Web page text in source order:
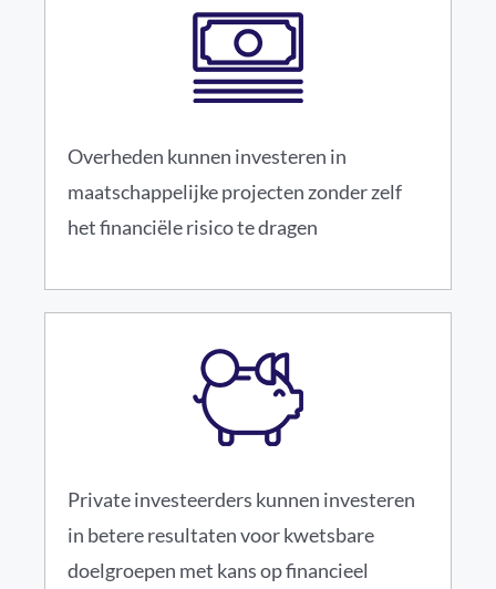
Overheden kunnen investeren in
maatschappelijke projecten zonder zelf
het financiële risico te dragen
Private investeerders kunnen investeren
in betere resultaten voor kwetsbare
doelgroepen met kans op financieel